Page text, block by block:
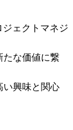
ジェクトマネジ
たな価値に繋
い興味と関心